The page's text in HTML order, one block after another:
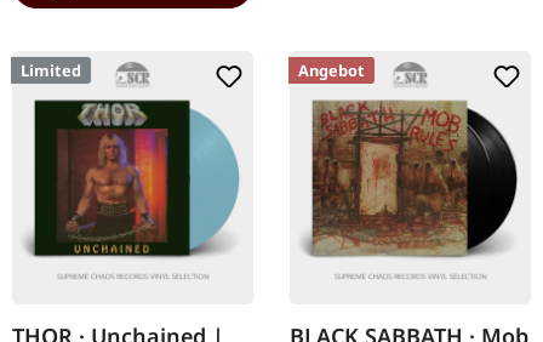
Limited
THOR · Unchained |
Angebot
BLACK SABBATH · Mob